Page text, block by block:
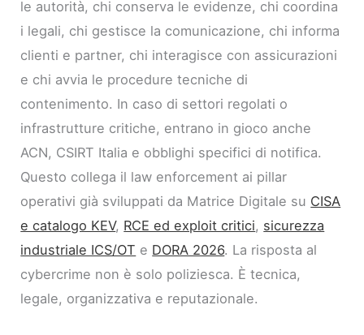
le autorità, chi conserva le evidenze, chi coordina
i legali, chi gestisce la comunicazione, chi informa
clienti e partner, chi interagisce con assicurazioni
e chi avvia le procedure tecniche di
contenimento. In caso di settori regolati o
infrastrutture critiche, entrano in gioco anche
ACN, CSIRT Italia e obblighi specifici di notifica.
Questo collega il law enforcement ai pillar
operativi già sviluppati da Matrice Digitale su CISA
e catalogo KEV, RCE ed exploit critici, sicurezza
industriale ICS/OT e DORA 2026. La risposta al
cybercrime non è solo poliziesca. È tecnica,
legale, organizzativa e reputazionale.